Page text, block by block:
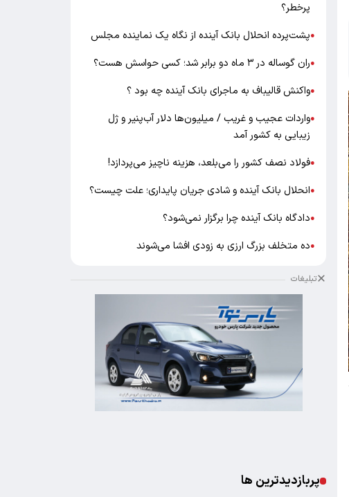
پرخطر؟
●پشت‌پرده انحلال بانک آینده از نگاه یک نماینده مجلس
●ران گوساله در ۳ ماه دو برابر شد؛ کسی حواسش هست؟
●واکنش قالیباف به ماجرای بانک آینده چه بود ؟
●واردات عجیب و غریب / میلیون‌ها دلار آب‌پنیر و ژل
زیبایی به کشور آمد
●فولاد نصف کشور را می‌بلعد، هزینه ناچیز می‌پردازد!
●انحلال بانک آینده و شادی جریان پایداری؛ علت چیست؟
●دادگاه بانک آینده چرا برگزار نمی‌شود؟
●ده متخلف بزرگ ارزی به زودی افشا می‌شوند
تبلیغات
پربازدیدترین ها